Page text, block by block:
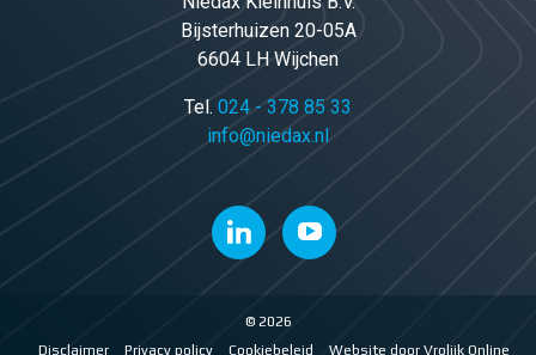
Bijsterhuizen 20-05A
6604 LH Wijchen
Tel. 024 - 378 85 33
info@niedax.nl
© 2026
Disclaimer
Privacy policy Cookiebeleid Website door Vrolijk Online